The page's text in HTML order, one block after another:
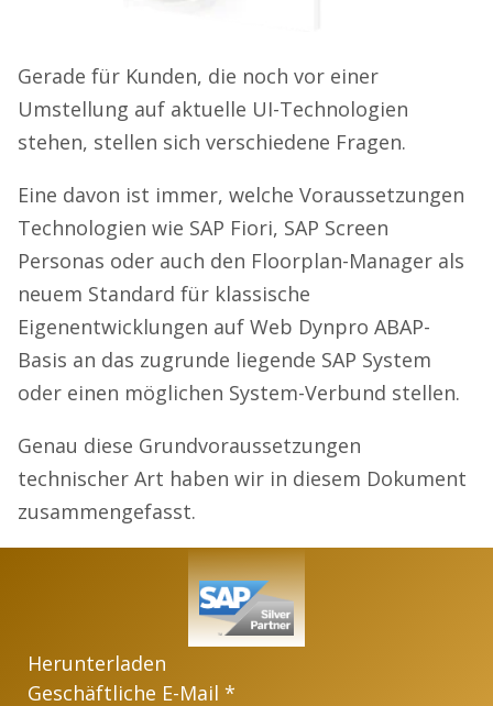
Gerade für Kunden, die noch vor einer
Umstellung auf aktuelle UI-Technologien
stehen, stellen sich verschiedene Fragen.
Eine davon ist immer, welche Voraussetzungen
Technologien wie SAP Fiori, SAP Screen
Personas oder auch den Floorplan-Manager als
neuem Standard für klassische
Eigenentwicklungen auf Web Dynpro ABAP-
Basis an das zugrunde liegende SAP System
oder einen möglichen System-Verbund stellen.
Genau diese Grundvoraussetzungen
technischer Art haben wir in diesem Dokument
zusammengefasst.
Herunterladen